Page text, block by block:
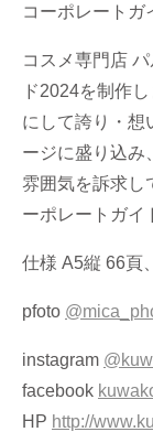
コーポレートガ
コスメ専門店
ド2024を制作
にして誇り・想
ージに盛り込み
雰囲気を訴求し
ーポレートガイ
仕様 A5縦 66頁
pfoto
instagram
facebook
HP http://